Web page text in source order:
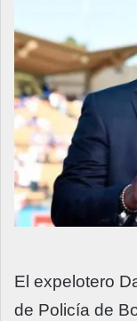
El expelotero
de Policía de